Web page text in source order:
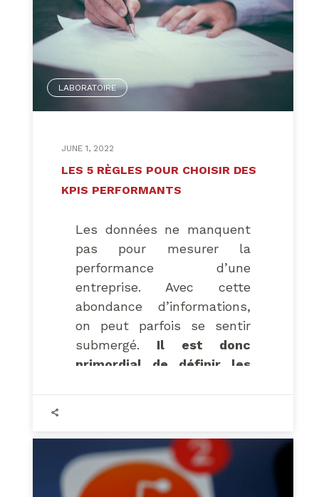
LABORATOIRE
JUNE 1, 2022
LES 5 RÈGLES POUR CHOISIR DES
KPIS PERFORMANTS
Les données ne manquent
pas pour mesurer la
performance d’une
entreprise. Avec cette
abondance d’informations,
on peut parfois se sentir
submergé. Il est donc
primordial de définir les
comment choisir un
indicateur de performance
pertinent?